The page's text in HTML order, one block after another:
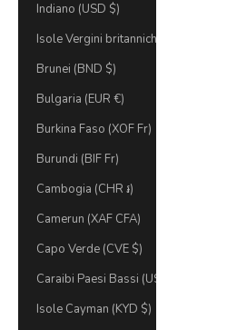
Indiano (USD $)
Isole Vergini britanniche (USD $)
Brunei (BND $)
Bulgaria (EUR €)
Burkina Faso (XOF Fr)
Burundi (BIF Fr)
Cambogia (CHR ៛)
Camerun (XAF CFA)
Capo Verde (CVE $)
Caraibi Paesi Bassi (USD $)
Isole Cayman (KYD $)